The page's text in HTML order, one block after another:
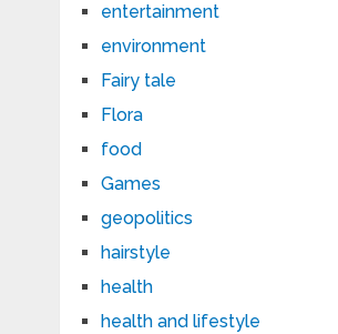
entertainment
environment
Fairy tale
Flora
food
Games
geopolitics
hairstyle
health
health and lifestyle